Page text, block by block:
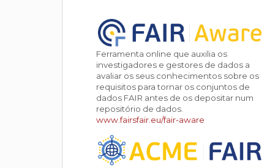
Ferramenta online que auxilia os
investigadores e gestores de dados a
avaliar os seus conhecimentos sobre os
requisitos para tornar os conjuntos de
dados FAIR antes de os depositar num
repositório de dados.
www.fairsfair.eu/fair-aware